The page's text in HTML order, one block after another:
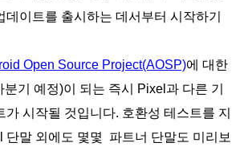
데이트를 출시하는 데서부터 시작하기
Open Source Project(AOSP)에 대한
기 예정)이 되는 즉시 Pixel과 다른 기
가 시작될 것입니다. 호환성 테스트를 지
단말 외에도 몇몇 파트너 단말도 미리보